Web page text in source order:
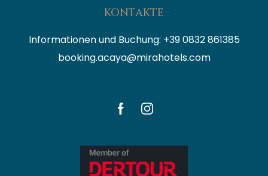
KONTAKTE
Informationen und Buchung: +39 0832 861385
booking.acaya@mirahotels.com